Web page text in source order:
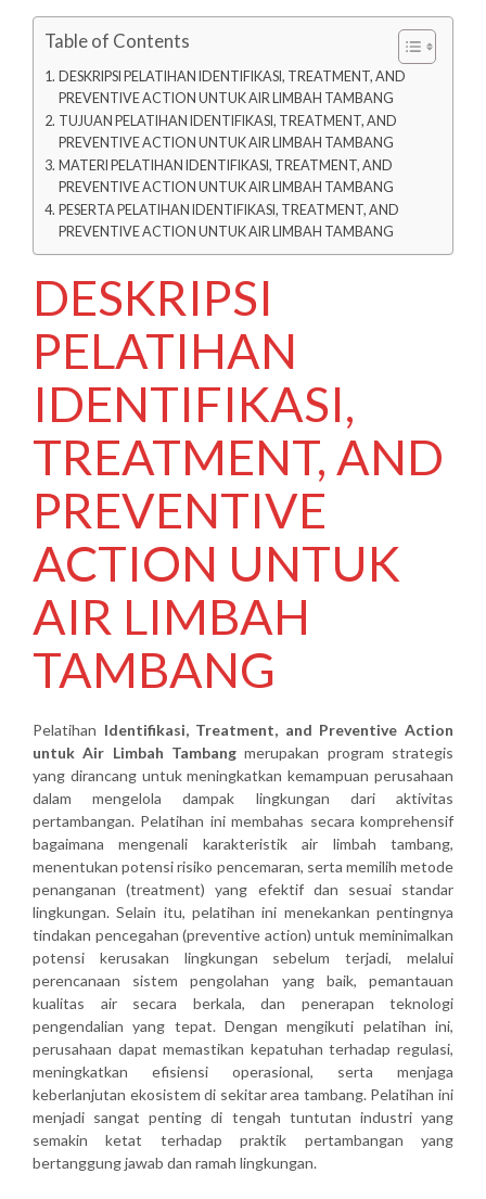
Table of Contents
DESKRIPSI PELATIHAN IDENTIFIKASI, TREATMENT, AND
PREVENTIVE ACTION UNTUK AIR LIMBAH TAMBANG
TUJUAN PELATIHAN IDENTIFIKASI, TREATMENT, AND
PREVENTIVE ACTION UNTUK AIR LIMBAH TAMBANG
MATERI PELATIHAN IDENTIFIKASI, TREATMENT, AND
PREVENTIVE ACTION UNTUK AIR LIMBAH TAMBANG
PESERTA PELATIHAN IDENTIFIKASI, TREATMENT, AND
PREVENTIVE ACTION UNTUK AIR LIMBAH TAMBANG
DESKRIPSI
PELATIHAN
IDENTIFIKASI,
TREATMENT, AND
PREVENTIVE
ACTION UNTUK
AIR LIMBAH
TAMBANG
Pelatihan Identifikasi, Treatment, and Preventive Action
untuk Air Limbah Tambang merupakan program strategis
yang dirancang untuk meningkatkan kemampuan perusahaan
dalam mengelola dampak lingkungan dari aktivitas
pertambangan. Pelatihan ini membahas secara komprehensif
bagaimana mengenali karakteristik air limbah tambang,
menentukan potensi risiko pencemaran, serta memilih metode
penanganan (treatment) yang efektif dan sesuai standar
lingkungan. Selain itu, pelatihan ini menekankan pentingnya
tindakan pencegahan (preventive action) untuk meminimalkan
potensi kerusakan lingkungan sebelum terjadi, melalui
perencanaan sistem pengolahan yang baik, pemantauan
kualitas air secara berkala, dan penerapan teknologi
pengendalian yang tepat. Dengan mengikuti pelatihan ini,
perusahaan dapat memastikan kepatuhan terhadap regulasi,
meningkatkan efisiensi operasional, serta menjaga
keberlanjutan ekosistem di sekitar area tambang. Pelatihan ini
menjadi sangat penting di tengah tuntutan industri yang
semakin ketat terhadap praktik pertambangan yang
bertanggung jawab dan ramah lingkungan.